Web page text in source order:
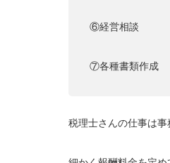
⑥経営相談
⑦各種書類作成
税理士さんの仕事は事